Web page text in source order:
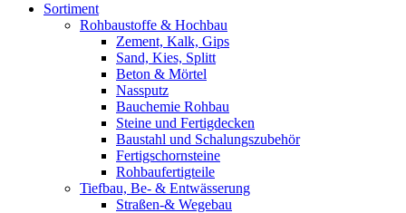
Sortiment
Rohbaustoffe & Hochbau
Zement, Kalk, Gips
Sand, Kies, Splitt
Beton & Mörtel
Nassputz
Bauchemie Rohbau
Steine und Fertigdecken
Baustahl und Schalungszubehör
Fertigschornsteine
Rohbaufertigteile
Tiefbau, Be- & Entwässerung
Straßen-& Wegebau